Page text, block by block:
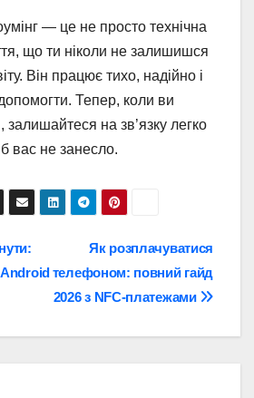
— це не просто технічна
що ти ніколи не залишишся
Він працює тихо, надійно і
Тепер, коли ви
залишайтеся на зв’язку легко
вас не занесло.
Як розплачуватися
телефоном: повний гайд
2026 з NFC-платежами